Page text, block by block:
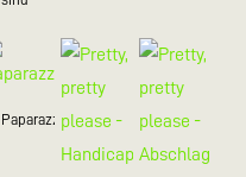
Paparazzo